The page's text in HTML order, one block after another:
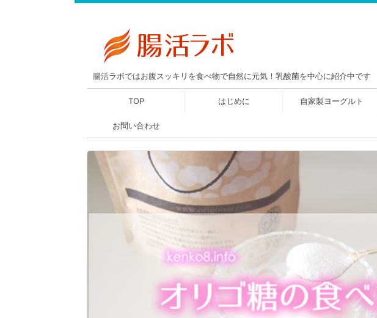
腸活ラボではお腹スッキリを食べ物で自然に元気！乳酸菌を中心に紹介中です
TOP はじめに 自家製ヨーグルト
お問い合わせ